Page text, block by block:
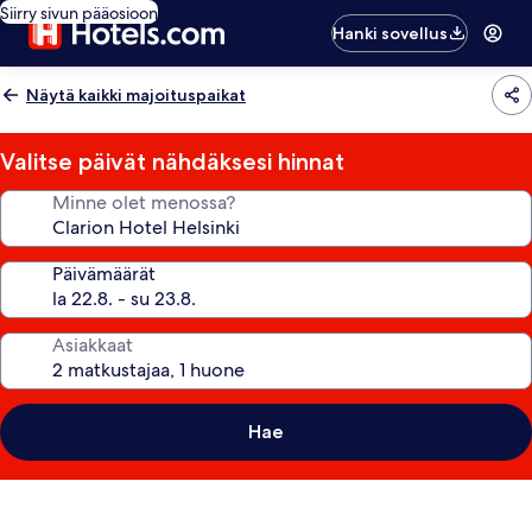
Siirry sivun pääosioon
Hanki sovellus
Näytä kaikki majoituspaikat
Valitse päivät nähdäksesi hinnat
Minne olet menossa?
Päivämäärät
Asiakkaat
Hae